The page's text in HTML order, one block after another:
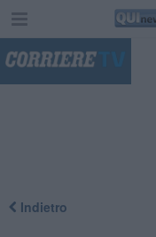
Indietro